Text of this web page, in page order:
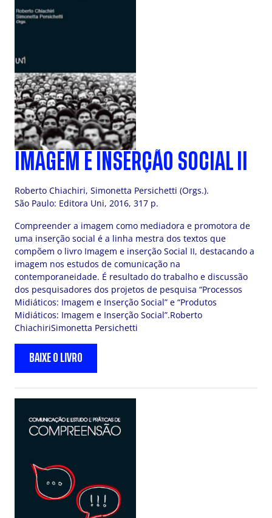
IMAGEM E INSERÇÃO SOCIAL II
Roberto Chiachiri, Simonetta Persichetti (Orgs.).
São Paulo: Editora Uni, 2016, 317 p.
Compreender a imagem como mediadora e promotora de
uma inserção social é a linha mestra dos textos que
compõem o livro Imagem e inserção Social II, destacando a
imagem nos estudos de comunicação na
contemporaneidade. É resultado do trabalho e discussão
dos pesquisadores dos projetos de pesquisa “Processos
Midiáticos: Imagem e Inserção Social” e “Produtos
Midiáticos: Imagem e Inserção Social”.Roberto
ChiachiriSimonetta Persichetti
BAIXE O LIVRO